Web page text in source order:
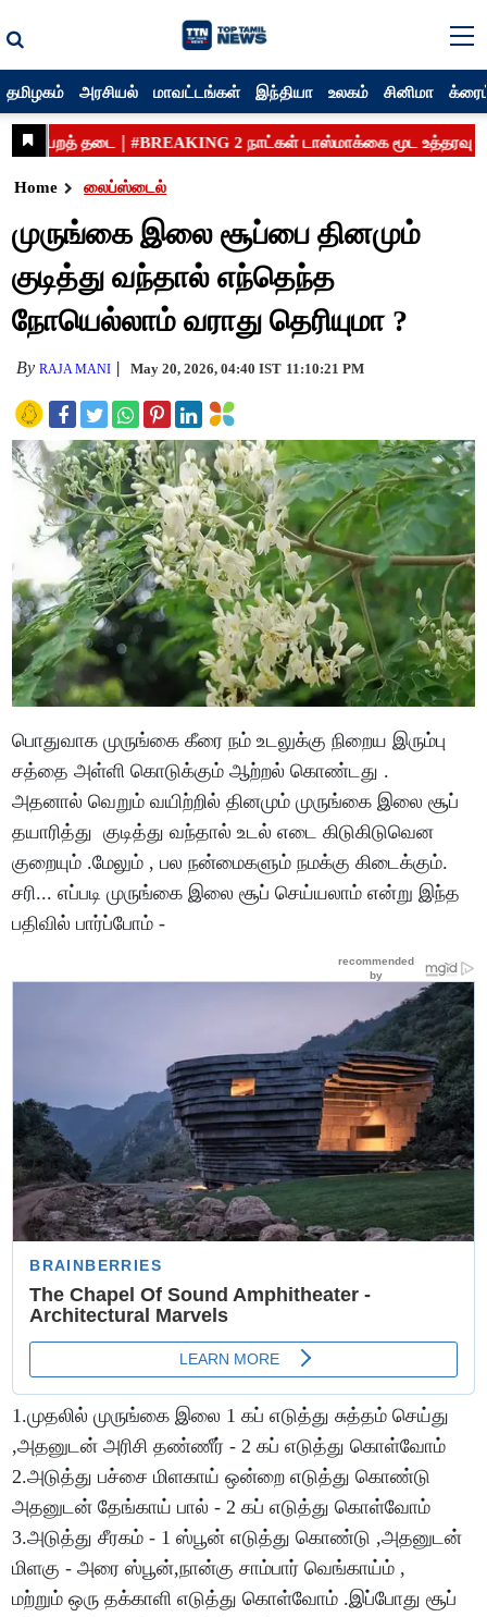
தமிழகம் அரசியல் மாவட்டங்கள் இந்தியா உலகம் சினிமா
Home லைப்ஸ்டைல்
முருங்கை இலை சூப்பை தினமும்
குடித்து வந்தால் எந்தெந்த
நோயெல்லாம் வராது தெரியுமா ?
ByRAJA MANI May 20, 2026, 04:40 IST 11:10:21 PM
பொதுவாக முருங்கை கீரை நம் உடலுக்கு நிறைய இரும்பு
சத்தை அள்ளி கொடுக்கும் ஆற்றல் கொண்டது .
அதனால் வெறும் வயிற்றில் தினமும் முருங்கை இலை சூப்
தயாரித்து குடித்து வந்தால் உடல் எடை கிடுகிடுவென
குறையும் .மேலும் , பல நன்மைகளும் நமக்கு கிடைக்கும்.
சரி... எப்படி முருங்கை இலை சூப் செய்யலாம் என்று இந்த
பதிவில் பார்ப்போம் -
1.முதலில் முருங்கை இலை 1 கப் எடுத்து சுத்தம் செய்து
,அதனுடன் அரிசி தண்ணீர் - 2 கப் எடுத்து கொள்வோம்
2.அடுத்து பச்சை மிளகாய் ஒன்றை எடுத்து கொண்டு
அதனுடன் தேங்காய் பால் - 2 கப் எடுத்து கொள்வோம்
3.அடுத்து சீரகம் - 1 ஸ்பூன் எடுத்து கொண்டு ,அதனுடன்
மிளகு - அரை ஸ்பூன்,நான்கு சாம்பார் வெங்காய்ம் ,
மற்றும் ஒரு தக்காளி எடுத்து கொள்வோம் .இப்போது சூப்